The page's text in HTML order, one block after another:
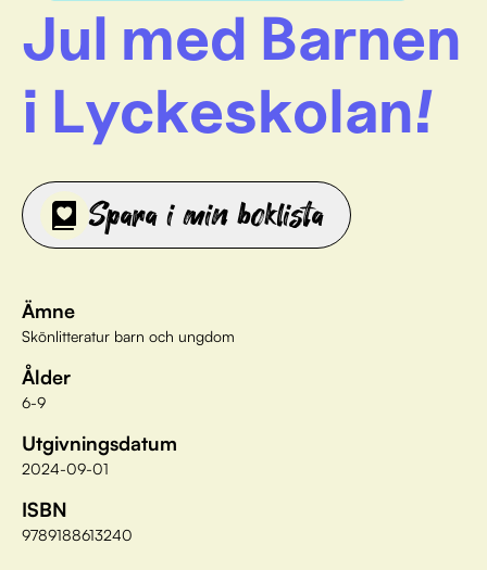
Jul med Barnen
i Lyckeskolan!
Spara i min boklista
Ämne
Skönlitteratur barn och ungdom
Ålder
6-9
Utgivningsdatum
2024-09-01
ISBN
9789188613240